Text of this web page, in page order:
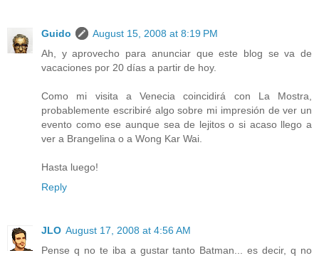
Guido
August 15, 2008 at 8:19 PM
Ah, y aprovecho para anunciar que este blog se va de
vacaciones por 20 días a partir de hoy.
Como mi visita a Venecia coincidirá con La Mostra,
probablemente escribiré algo sobre mi impresión de ver un
evento como ese aunque sea de lejitos o si acaso llego a
ver a Brangelina o a Wong Kar Wai.
Hasta luego!
Reply
JLO August 17, 2008 at 4:56 AM
Pense q no te iba a gustar tanto Batman... es decir, q no